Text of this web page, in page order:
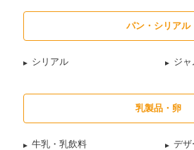
パン・シリアル
シリアル ジ
乳製品・卵
牛乳・乳飲料
デザ